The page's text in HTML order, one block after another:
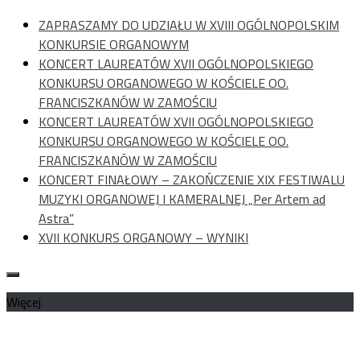
ZAPRASZAMY DO UDZIAŁU W XVIII OGÓLNOPOLSKIM
KONKURSIE ORGANOWYM
KONCERT LAUREATÓW XVII OGÓLNOPOLSKIEGO
KONKURSU ORGANOWEGO W KOŚCIELE OO.
FRANCISZKANÓW W ZAMOŚCIU
KONCERT LAUREATÓW XVII OGÓLNOPOLSKIEGO
KONKURSU ORGANOWEGO W KOŚCIELE OO.
FRANCISZKANÓW W ZAMOŚCIU
KONCERT FINAŁOWY – ZAKOŃCZENIE XIX FESTIWALU
MUZYKI ORGANOWEJ I KAMERALNEJ „Per Artem ad
Astra”
XVII KONKURS ORGANOWY – WYNIKI
Więcej